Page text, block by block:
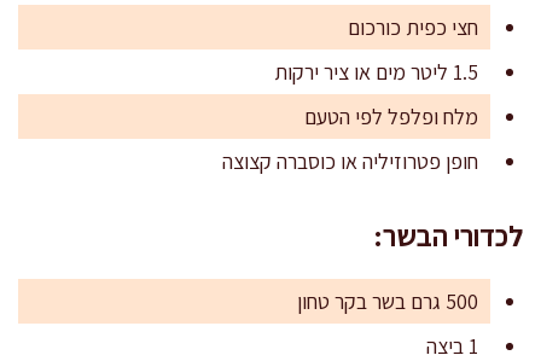
חצי כפית כורכום
1.5 ליטר מים או ציר ירקות
מלח ופלפל לפי הטעם
חופן פטרוזיליה או כוסברה קצוצה
לכדורי הבשר:
500 גרם בשר בקר טחון
1 ביצה